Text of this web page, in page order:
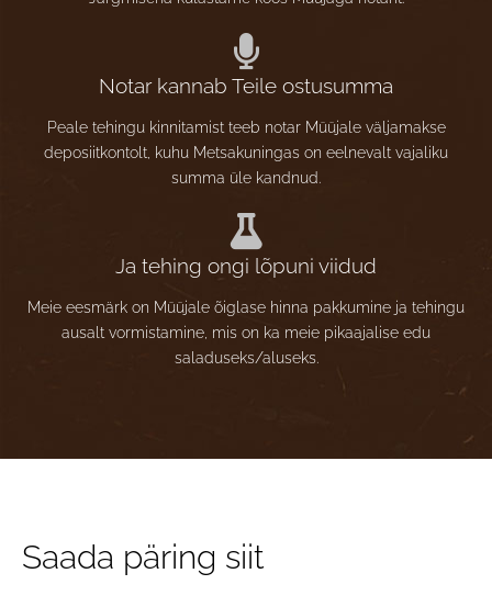
Notar kannab Teile ostusumma
Peale tehingu kinnitamist teeb notar Müüjale väljamakse
deposiitkontolt, kuhu Metsakuningas on eelnevalt vajaliku
summa üle kandnud.
Ja tehing ongi lõpuni viidud
Meie eesmärk on Müüjale õiglase hinna pakkumine ja tehingu
ausalt vormistamine, mis on ka meie pikaajalise edu
saladuseks/aluseks.
Saada päring siit